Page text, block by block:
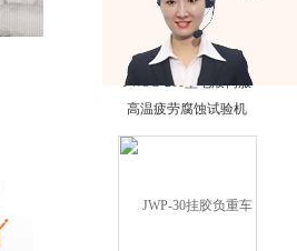
PWSG-200型电液伺服
高温疲劳腐蚀试验机